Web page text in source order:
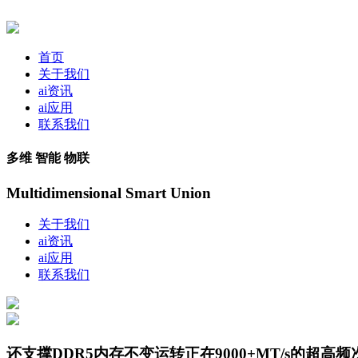
首页
关于我们
ai资讯
ai应用
联系我们
多维 智能 物联
Multidimensional Smart Union
关于我们
ai资讯
ai应用
联系我们
还支撑DDR5内存不变运转正在9000+MT/s的超高频